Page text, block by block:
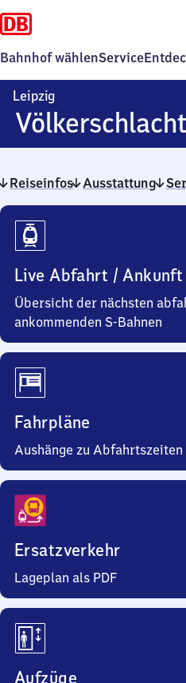
Bahnhof wählenService
Leipzig
Reiseinfos Ausstattung
Reiseinfos
Live Abfahrt / Ankunft
Übersicht der nächsten
ankommenden S-Bahnen
Fahrpläne
Aushänge zu Abfahrtszeiten
Ersatzverkehr
Lageplan als PDF
Aufzüge